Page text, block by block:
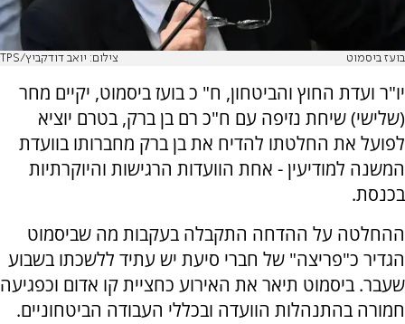
בועז ביסמוט צילום: יואב דודקביץ/TPS
יו"ר ועדת החוץ והביטחון, ח" כ בועז ביסמוט, יקיים מחר
(שלישי) שיחת נזיפה עם ח"כ רם בן ברק, בטרם יוציא
לפועל את החלטתו להדיח את בן ברק מחברותו בוועדת
המשנה למודיעין - אחת הוועדות הרגישות והיוקרתיות
בכנסת.
ההחלטה על ההדחה התקבלה בעקבות מה שביסמוט
הגדיר כ"פריצה" של חברי סיעת יש עתיד ללשכתו בשבוע
שעבר. ביסמוט תיאר את האירוע כחציית קו אדום וכפגיעה
חמורה בהתנהלות הוועדה ובכללי העבודה הביטחוניים.